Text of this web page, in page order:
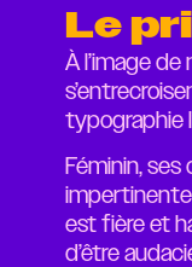
Le
À l’image
typographie
Féminin,
est fière et
d’être